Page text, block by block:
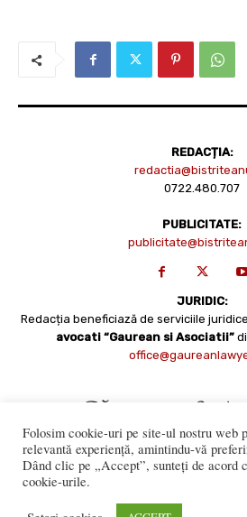
REDACȚIA:
0722.480.707
PUBLICITATE:
JURIDIC:
Redacția beneficiază de serviciile
avocati “Gaurean si Asociatii”
numai cu acordul expres al
Folosim cookie-uri pe site-ul nostru web
relevantă experiență, amintindu-vă
Dând clic pe „Accept”, sunteți de acord
cookie-urile.